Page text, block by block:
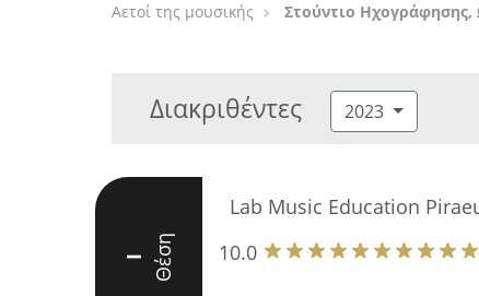
Αετοί της μουσικής Στούντιο Ηχογράφησης,
Διακριθέντες 2023
I Θέση
Lab Music Education
10.0